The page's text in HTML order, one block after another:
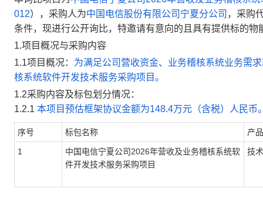
012），采购人为中国电信股份有限公司宁夏分公司 ，采购
条件，现进行公开询比，特邀请有意向的且具有提供标的
1.项目概况与采购内容
1.1项目概况： 为满足公司营收资金、业务稽核系统业务需
核系统软件开发技术服务采购项目。
1.2采购内容及标包划分情况：
1.2.1 本项目预估框架协议金额为148.4万元（含税）人民币
序号 标包名称 产
1
中国电信宁夏公司2026年营收及业务稽核系统软
件开发技术服务采购项目
技